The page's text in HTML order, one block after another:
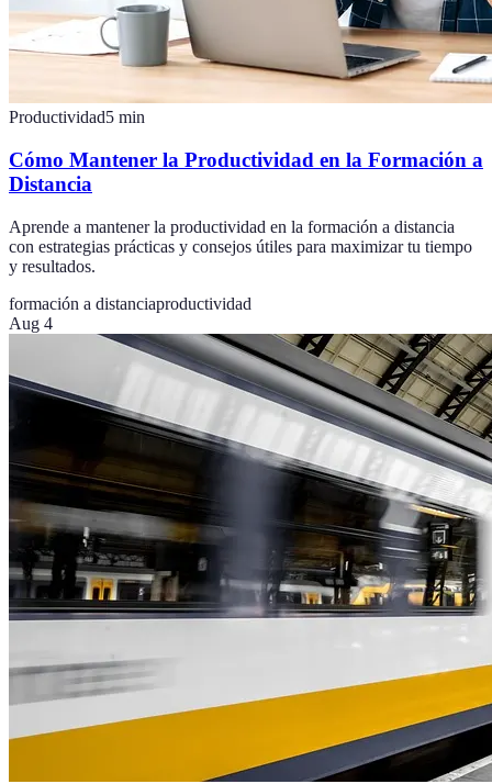
Productividad5 min
Cómo Mantener la Productividad en la Formación a
Distancia
Aprende a mantener la productividad en la formación a distancia
con estrategias prácticas y consejos útiles para maximizar tu tiempo
y resultados.
formación a distanciaproductividad
Aug 4